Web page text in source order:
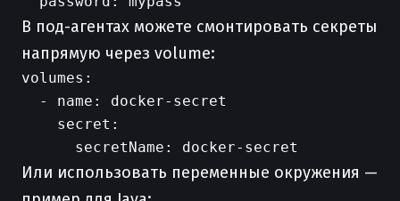
В под-агентах можете смонтировать секреты
напрямую через volume:
volumes:
  - name: docker-secret
    secret:
Или использовать переменные окружения —